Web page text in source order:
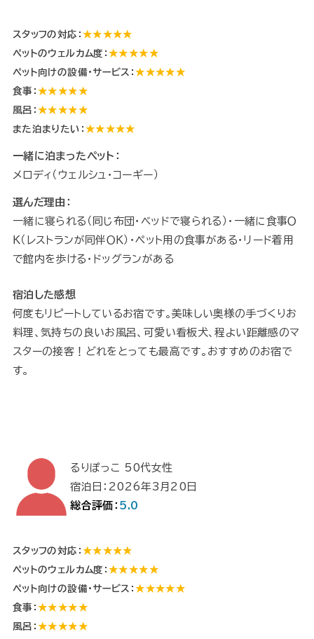
スタッフの対応： ★★★★★
ペットのウェルカム度：★★★★★
ペット向けの設備・サービス：★★★★★
食事：★★★★★
風呂：★★★★★
また泊まりたい： ★★★★★
一緒に泊まったペット：
メロディ（ウェルシュ・コーギー）
選んだ理由：
一緒に寝られる（同じ布団・ベッドで寝られる）・一緒に食事Ｏ
Ｋ（レストランが同伴ＯＫ）・ペット用の食事がある・リード着用
で館内を歩ける・ドッグランがある
宿泊した感想
何度もリピートしているお宿です。美味しい奥様の手づくりお
料理、気持ちの良いお風呂、可愛い看板犬、程よい距離感のマ
スターの接客！どれをとっても最高です。おすすめのお宿で
す。
るりぽっこ 50代女性
宿泊日：2026年3月20日
総合評価： 5.0
スタッフの対応： ★★★★★
ペットのウェルカム度：★★★★★
ペット向けの設備・サービス：★★★★★
食事：★★★★★
風呂：★★★★★